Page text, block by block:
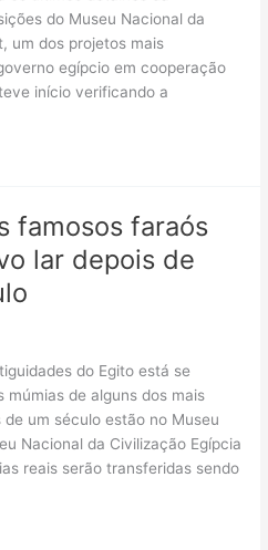
do Museu Nacional da
um dos projetos mais
egípcio em cooperação
início verificando a
famosos faraós
lar depois de
do Egito está se
de alguns dos mais
um século estão no Museu
Nacional da Civilização Egípcia
reais serão transferidas sendo